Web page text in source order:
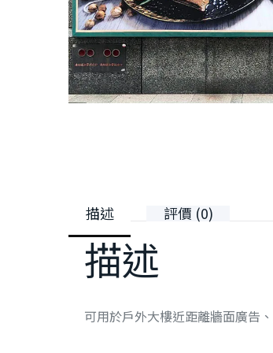
描述 評價 (0)
描述
可用於戶外大樓近距離牆面廣告